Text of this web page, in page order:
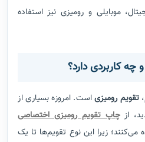
موبایلی و رومیزی نیز استفاده
کاربردی دارد؟
تقویم رومیزیاست. امروزه بسیاری از
از چاپ تقویم رومیزی اختصاصی
می‌کنند؛ زیرا این نوع تقویم‌ها تا یک